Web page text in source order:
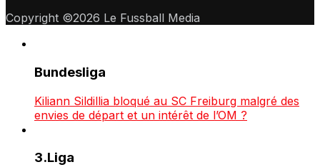
Copyright ©2026 Le Fussball Media
Bundesliga
Kiliann Sildillia bloqué au SC Freiburg malgré des
envies de départ et un intérêt de l’OM ?
3.Liga